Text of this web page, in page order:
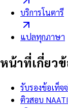
บริการโนตารี
แปลทุกภาษา
หน้าที่เกี่ยว
รับรองข้อเท็จ
ติวสอบ